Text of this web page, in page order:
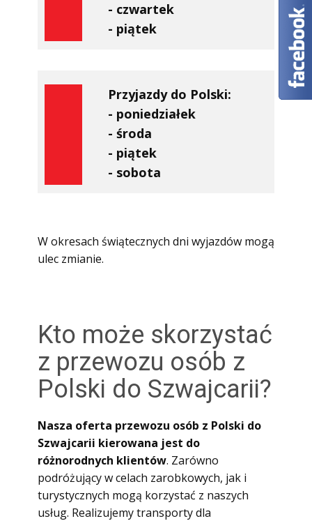
- czwartek
- piątek
Przyjazdy do Polski:
- poniedziałek
- środa
- piątek
- sobota
W okresach świątecznych dni wyjazdów mogą
ulec zmianie.
Kto może skorzystać
z przewozu osób z
Polski do Szwajcarii?
Nasza oferta przewozu osób z Polski do
Szwajcarii kierowana jest do
różnorodnych klientów. Zarówno
podróżujący w celach zarobkowych, jak i
turystycznych mogą korzystać z naszych
usług. Realizujemy transporty dla